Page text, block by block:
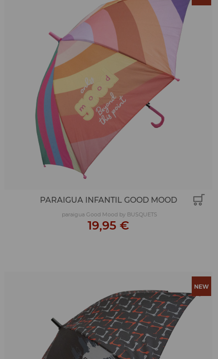
PARAIGUA INFANTIL GOOD MOOD
paraigua Good Mood by BUSQUETS
19,95 €